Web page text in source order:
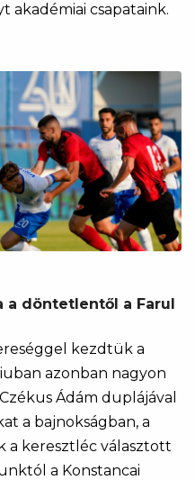
akadémiai csapataink.
a döntetlentől a Farul
kezdtük a
azonban nagyon
Ádám duplájával
a bajnokságban, a
a keresztléc választott
a Konstancai